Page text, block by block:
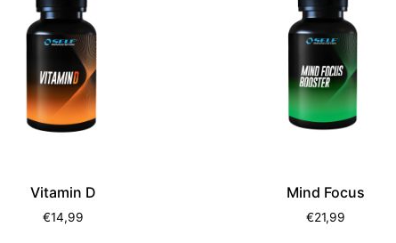
Vitamin D
€14,99
Mind Focus
€21,99